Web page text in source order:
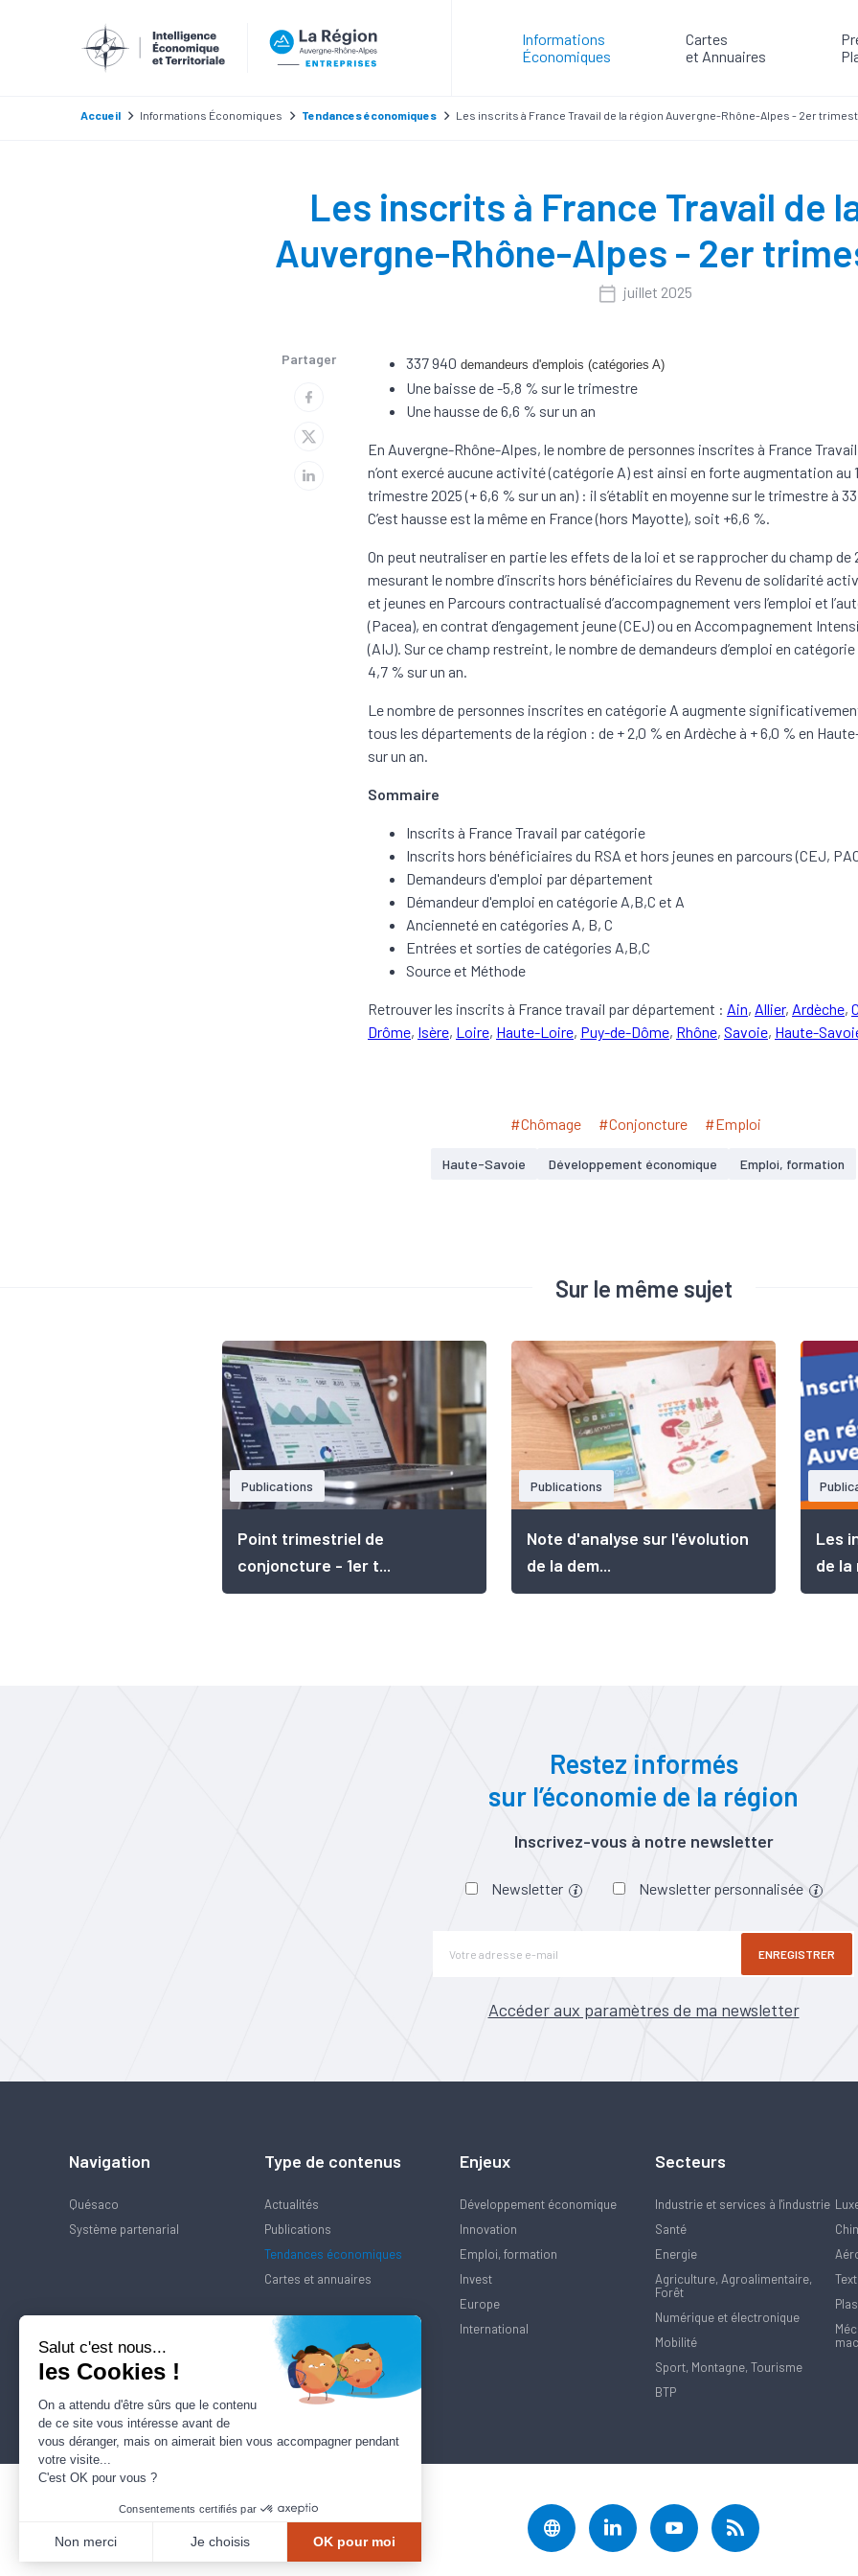
Informations
Économiques
Cartes
et Annuaires
Accueil Informations Économiques Tendances économiques Les inscrits à France Travail de la région Auvergne-Rhône-Alpes - 2er
Les inscrits à France Travail de
Auvergne-Rhône-Alpes - 2er
juillet 2025
Partager 337 940 demandeurs d'emplois (catégories A)
Une baisse de -5,8 % sur le trimestre
Une hausse de 6,6 % sur un an
En Auvergne-Rhône-Alpes, le nombre de personnes inscrites à France
n’ont exercé aucune activité (catégorie A) est ainsi en forte augmentation au
trimestre 2025 (+ 6,6 % sur un an) : il s’établit en moyenne sur le trimestre à
C’est hausse est la même en France (hors Mayotte), soit +6,6 %.
On peut neutraliser en partie les effets de la loi et se rapprocher du champ de
mesurant le nombre d’inscrits hors bénéficiaires du Revenu de solidarité
et jeunes en Parcours contractualisé d’accompagnement vers l’emploi et
(Pacea), en contrat d’engagement jeune (CEJ) ou en Accompagnement
(AIJ). Sur ce champ restreint, le nombre de demandeurs d’emploi en
4,7 % sur un an.
Le nombre de personnes inscrites en catégorie A augmente
tous les départements de la région : de + 2,0 % en Ardèche à + 6,0 % en
sur un an.
Sommaire
Inscrits à France Travail par catégorie
Inscrits hors bénéficiaires du RSA et hors jeunes en parcours (CEJ,
Demandeurs d'emploi par département
Démandeur d'emploi en catégorie A,B,C et A
Ancienneté en catégories A, B, C
Entrées et sorties de catégories A,B,C
Source et Méthode
Retrouver les inscrits à France travail par département : Ain, Allier, Ardèche,
Drôme, Isère, Loire, Haute-Loire, Puy-de-Dôme, Rhône, Savoie, Haute-
#Chômage #Conjoncture #Emploi
Haute-Savoie Développement économique Emploi, formation
Sur le même sujet
Publications
Point trimestriel de
conjoncture - 1er t...
Publications
Note d'analyse sur l'évolution
de la dem...
Les
de la
Restez informés
sur l’économie de la région
Inscrivez-vous à notre newsletter
Newsletter Newsletter personnalisée
ENREGISTRER
Accéder aux paramètres de ma newsletter
Navigation
Quésaco
Système partenarial
Type de contenus
Actualités
Publications
Tendances économiques
Cartes et annuaires
Enjeux
Développement économique
Innovation
Emploi, formation
Invest
Europe
International
Secteurs
Industrie et services à l'industrie
Santé
Energie
Agriculture, Agroalimentaire,
Forêt
Numérique et électronique
Mobilité
Sport, Montagne, Tourisme
BTP
Salut c'est nous...
les Cookies !
On a attendu d'être sûrs que le contenu
de ce site vous intéresse avant de
vous déranger, mais on aimerait bien vous accompagner pendant
votre visite...
C'est OK pour vous ?
Consentements certifiés par
Non merci Je choisis OK pour moi